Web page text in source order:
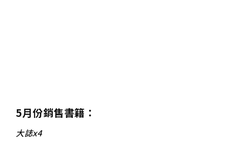
5月份銷售書籍：
大誌x4